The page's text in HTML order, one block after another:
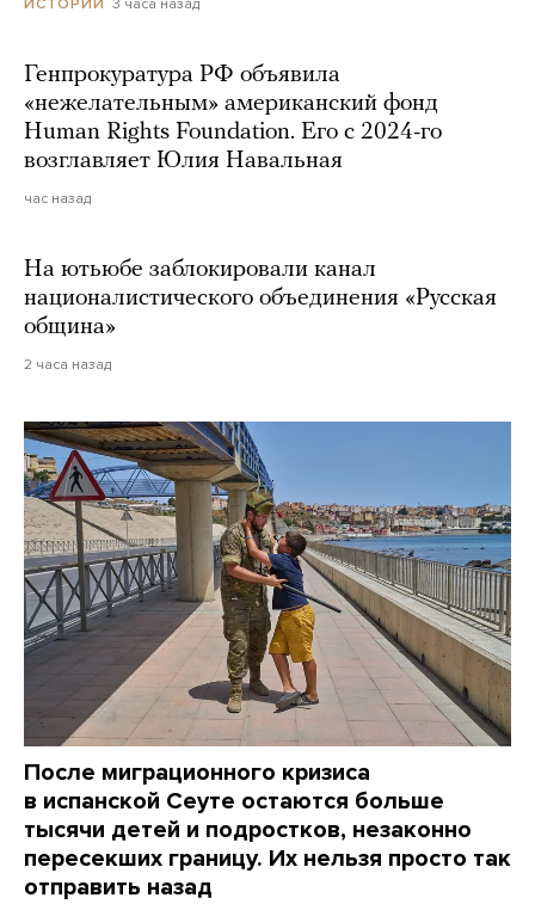
ИСТОРИИ 3 часа назад
Генпрокуратура РФ объявила
«нежелательным» американский фонд
Human Rights Foundation. Его с 2024-го
возглавляет Юлия Навальная
час назад
На ютьюбе заблокировали канал
националистического объединения «Русская
община»
2 часа назад
После миграционного кризиса
в испанской Сеуте остаются больше
тысячи детей и подростков, незаконно
пересекших границу. Их нельзя просто так
отправить назад